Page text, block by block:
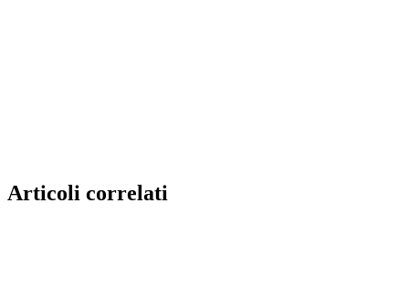
Articoli correlati